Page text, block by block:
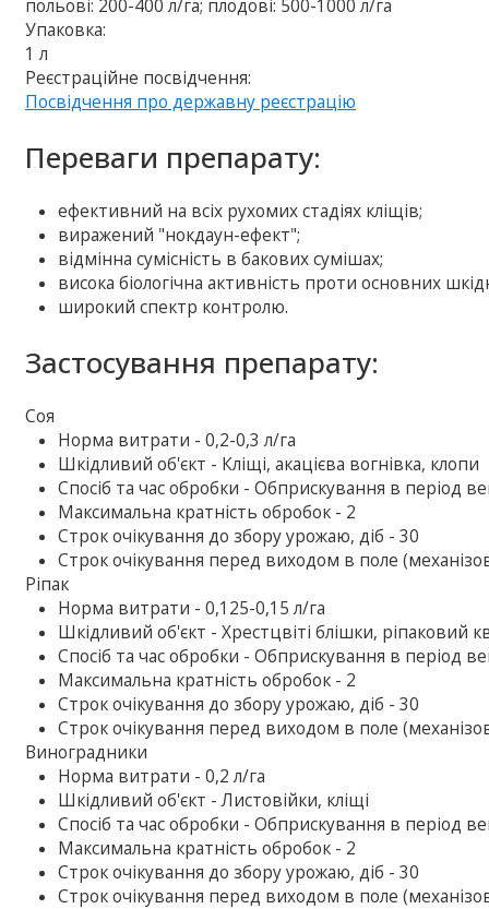
польові: 200-400 л/га; плодові: 500-1000 л/га
Упаковка:
1 л
Реєстраційне посвідчення:
Посвідчення про державну реєстрацію
Переваги препарату:
ефективний на всіх рухомих стадіях кліщів;
виражений "нокдаун-ефект";
відмінна сумісність в бакових сумішах;
висока біологічна активність проти основних
широкий спектр контролю.
Застосування препарату:
Соя
Норма витрати - 0,2-0,3 л/га
Шкідливий об'єкт - Кліщі, акацієва вогнівка, клопи
Спосіб та час обробки - Обприскування в період
Максимальна кратність обробок - 2
Строк очікування до збору урожаю, діб - 30
Строк очікування перед виходом в поле
Ріпак
Норма витрати - 0,125-0,15 л/га
Шкідливий об'єкт - Хрестцвіті блішки, ріпаковий
Спосіб та час обробки - Обприскування в період
Максимальна кратність обробок - 2
Строк очікування до збору урожаю, діб - 30
Строк очікування перед виходом в поле
Виноградники
Норма витрати - 0,2 л/га
Шкідливий об'єкт - Листовійки, кліщі
Спосіб та час обробки - Обприскування в період
Максимальна кратність обробок - 2
Строк очікування до збору урожаю, діб - 30
Строк очікування перед виходом в поле